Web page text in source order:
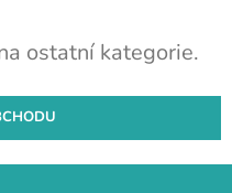
ostatní kategorie.